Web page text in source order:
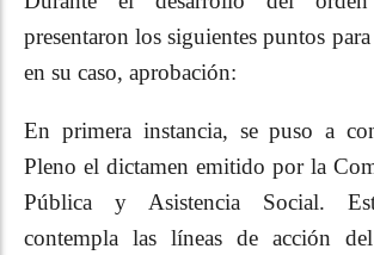
presentaron los siguientes puntos
en su caso, aprobación:
En primera instancia, se puso a
Pleno el dictamen emitido por la
Pública y Asistencia Social.
contempla las líneas de acción